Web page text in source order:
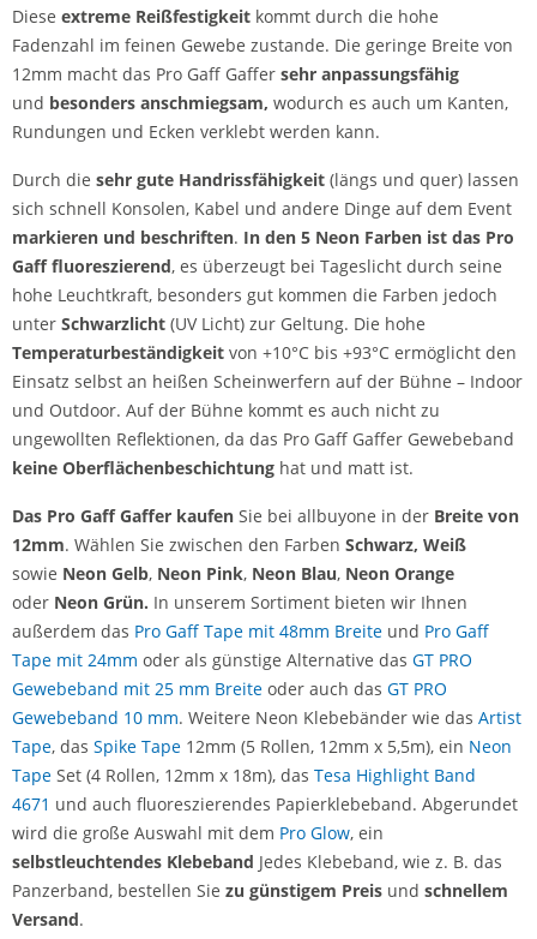
Diese extreme Reißfestigkeit kommt durch die hohe
Fadenzahl im feinen Gewebe zustande. Die geringe Breite von
12mm macht das Pro Gaff Gaffer sehr anpassungsfähig
und besonders anschmiegsam, wodurch es auch um Kanten,
Rundungen und Ecken verklebt werden kann.
Durch die sehr gute Handrissfähigkeit (längs und quer) lassen
sich schnell Konsolen, Kabel und andere Dinge auf dem Event
markieren und beschriften. In den 5 Neon Farben ist das Pro
Gaff fluoreszierend, es überzeugt bei Tageslicht durch seine
hohe Leuchtkraft, besonders gut kommen die Farben jedoch
unter Schwarzlicht (UV Licht) zur Geltung. Die hohe
Temperaturbeständigkeit von +10°C bis +93°C ermöglicht den
Einsatz selbst an heißen Scheinwerfern auf der Bühne – Indoor
und Outdoor. Auf der Bühne kommt es auch nicht zu
ungewollten Reflektionen, da das Pro Gaff Gaffer Gewebeband
keine Oberflächenbeschichtung hat und matt ist.
Das Pro Gaff Gaffer kaufen Sie bei allbuyone in der Breite von
12mm. Wählen Sie zwischen den Farben Schwarz, Weiß
sowie Neon Gelb, Neon Pink, Neon Blau, Neon Orange
oder Neon Grün. In unserem Sortiment bieten wir Ihnen
außerdem das Pro Gaff Tape mit 48mm Breite und Pro Gaff
Tape mit 24mm oder als günstige Alternative das GT PRO
Gewebeband mit 25 mm Breite oder auch das GT PRO
Gewebeband 10 mm. Weitere Neon Klebebänder wie das Artist
Tape, das Spike Tape 12mm (5 Rollen, 12mm x 5,5m), ein Neon
Tape Set (4 Rollen, 12mm x 18m), das Tesa Highlight Band
4671 und auch fluoreszierendes Papierklebeband. Abgerundet
wird die große Auswahl mit dem Pro Glow, ein
selbstleuchtendes Klebeband Jedes Klebeband, wie z. B. das
Panzerband, bestellen Sie zu günstigem Preis und schnellem
Versand.